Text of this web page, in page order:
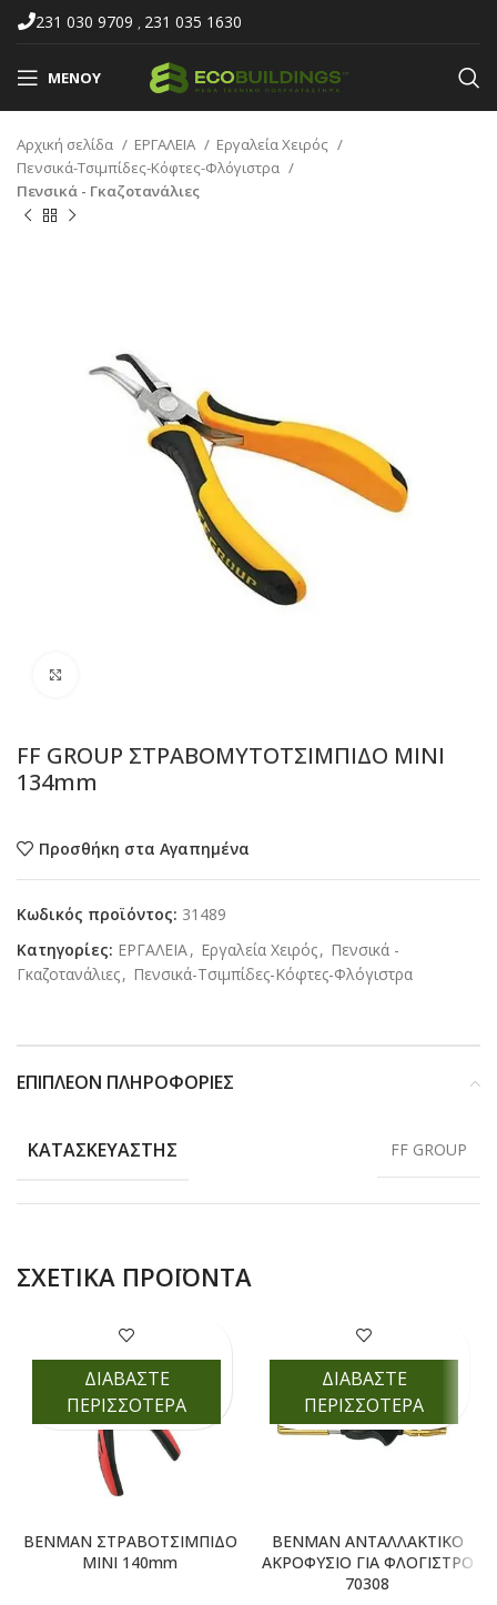
231 030 9709 , 231 035 1630
ΜΕΝΟΎ
Αρχική σελίδα ΕΡΓΑΛΕΙΑ
Εργαλεία Χειρός
Πενσικά-Τσιμπίδες-Κόφτες-Φλόγιστρα
Πενσικά - Γκαζοτανάλιες
FF GROUP ΣΤΡΑΒΟΜΥΤΟΤΣΙΜΠΙΔΟ ΜΙΝΙ
134mm
Προσθήκη στα Αγαπημένα
Κωδικός προϊόντος: 31489
Κατηγορίες: ΕΡΓΑΛΕΙΑ, Εργαλεία Χειρός, Πενσικά -
Γκαζοτανάλιες, Πενσικά-Τσιμπίδες-Κόφτες-Φλόγιστρα
ΕΠΙΠΛΈΟΝ ΠΛΗΡΟΦΟΡΊΕΣ
ΚΑΤΑΣΚΕΥΑΣΤΗΣ FF GROUP
ΣΧΕΤΙΚΆ ΠΡΟΪΌΝΤΑ
BENMAN ΣΤΡΑΒΟΤΣΙΜΠΙΔΟ
ΜΙΝΙ 140mm
ΔΙΑΒΑΣΤΕ
ΠΕΡΙΣΣΟΤΕΡΑ
BENMAN ΑΝΤΑΛΛΑΚΤΙΚΟ
ΑΚΡΟΦΥΣΙΟ ΓΙΑ ΦΛΟΓΙΣΤΡΟ
70308
ΔΙΑΒΑΣΤΕ
ΠΕΡΙΣΣΟΤΕΡΑ